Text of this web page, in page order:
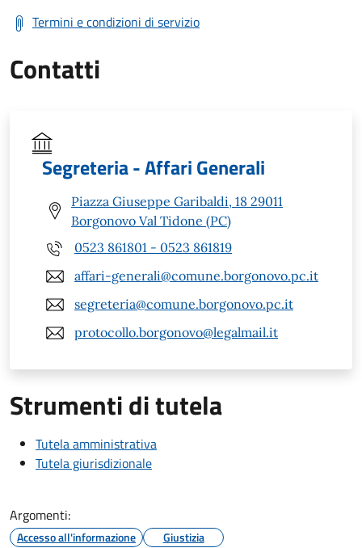
Termini e condizioni di servizio
Contatti
Segreteria - Affari Generali
Piazza Giuseppe Garibaldi, 18 29011
Borgonovo Val Tidone (PC)
0523 861801 - 0523 861819
affari-generali@comune.borgonovo.pc.it
segreteria@comune.borgonovo.pc.it
protocollo.borgonovo@legalmail.it
Strumenti di tutela
Tutela amministrativa
Tutela giurisdizionale
Argomenti:
Accesso all'informazione Giustizia